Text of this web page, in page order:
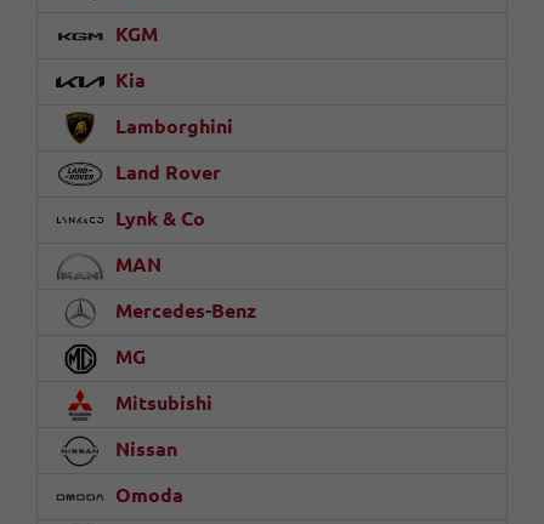
KGM
Kia
Lamborghini
Land Rover
Lynk & Co
MAN
Mercedes-Benz
MG
Mitsubishi
Nissan
Omoda